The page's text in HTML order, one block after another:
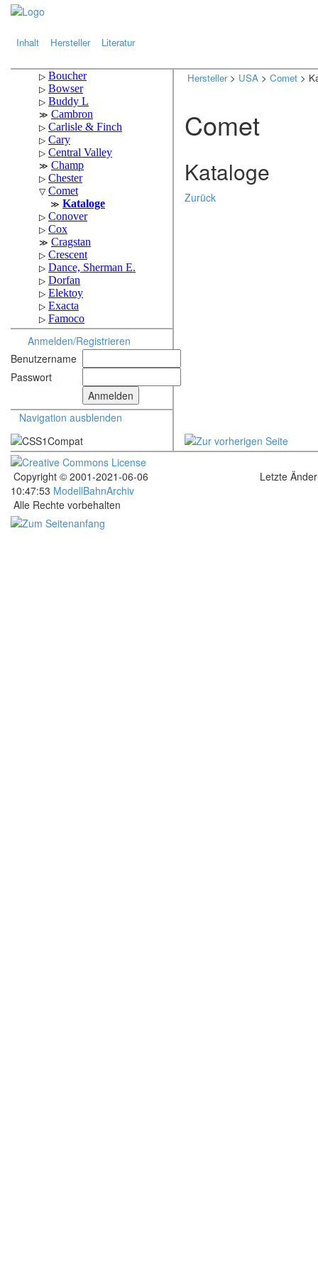
Inhalt Hersteller Literatur
Anmelden/Registrieren
Benutzername
Passwort
Navigation ausblenden
Hersteller> USA > Comet >
Comet
Kataloge
Zurück
Copyright © 2001-2021-06-06
10:47:53 ModellBahnArchiv
Letzte
Alle Rechte vorbehalten